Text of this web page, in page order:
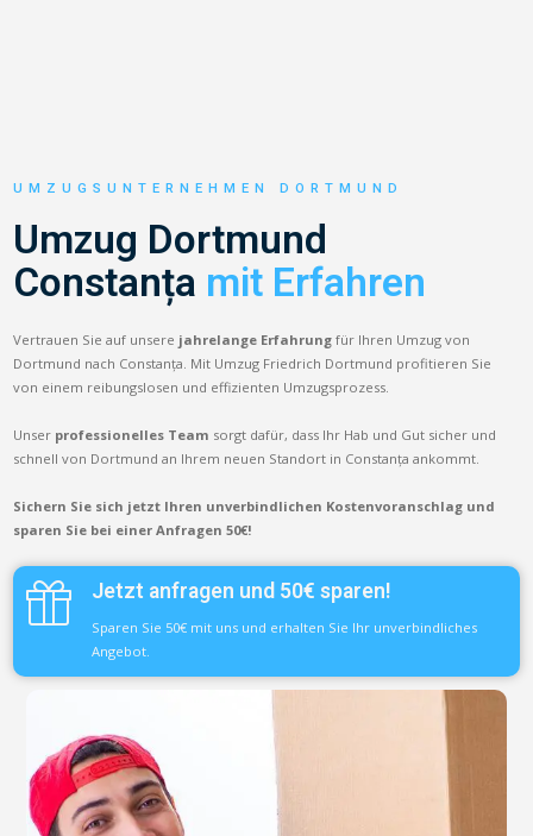
UMZUGSUNTERNEHMEN DORTMUND
Umzug Dortmund
Constanța mit Erfahren
Vertrauen Sie auf unsere jahrelange Erfahrung für Ihren Umzug von
Dortmund nach Constanța. Mit Umzug Friedrich Dortmund profitieren Sie
von einem reibungslosen und effizienten Umzugsprozess.
Unser professionelles Team sorgt dafür, dass Ihr Hab und Gut sicher und
schnell von Dortmund an Ihrem neuen Standort in Constanța ankommt.
Sichern Sie sich jetzt Ihren unverbindlichen Kostenvoranschlag und
sparen Sie bei einer Anfragen 50€!
Jetzt anfragen und 50€ sparen!
Sparen Sie 50€ mit uns und erhalten Sie Ihr unverbindliches
Angebot.